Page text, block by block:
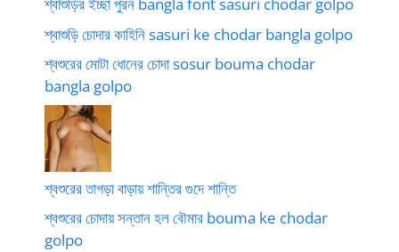
শ্বাশুড়ির ইচ্ছা পুরন bangla font sasuri chodar golpo
শ্বাশুড়ি চোদার কাহিনি sasuri ke chodar bangla golpo
শ্বশুরের মোটা ধোনের চোদা sosur bouma chodar
bangla golpo
শ্বশুরের তাগড়া বাড়ায় শান্তির গুদে শান্তি
শ্বশুরের চোদায় সন্তান হল বৌমার bouma ke chodar
golpo